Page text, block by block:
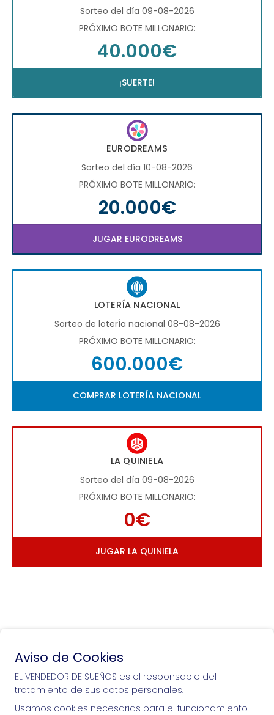
Sorteo del día 09-08-2026
PRÓXIMO BOTE MILLONARIO:
40.000€
¡SUERTE!
EURODREAMS
Sorteo del día 10-08-2026
PRÓXIMO BOTE MILLONARIO:
20.000€
JUGAR EURODREAMS
LOTERÍA NACIONAL
Sorteo de loterÍa nacional 08-08-2026
PRÓXIMO BOTE MILLONARIO:
600.000€
COMPRAR LOTERÍA NACIONAL
LA QUINIELA
Sorteo del día 09-08-2026
PRÓXIMO BOTE MILLONARIO:
0€
JUGAR LA QUINIELA
Si puedes soñarlo, puedes hacerlo, ¡mucha
suerte!
Aviso de Cookies
EL VENDEDOR DE SUEÑOS es el responsable del
tratamiento de sus datos personales.
Usamos cookies necesarias para el funcionamiento